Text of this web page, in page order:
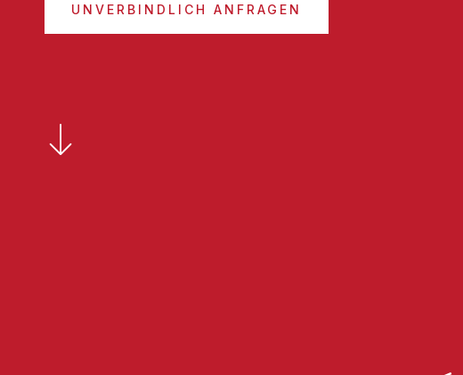
UNVERBINDLICH ANFRAGEN